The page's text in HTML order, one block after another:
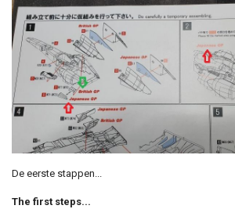
De eerste stappen...
The first steps...